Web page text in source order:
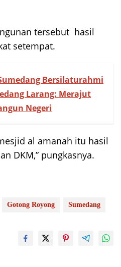
tersebut hasil
setempat.
Bersilaturahmi
Larang: Merajut
Negeri
al amanah itu hasil
DKM,” pungkasnya.
Gotong Royong Sumedang